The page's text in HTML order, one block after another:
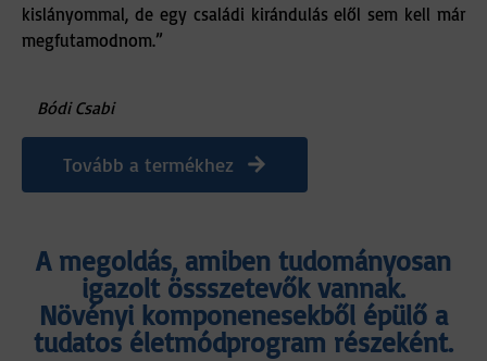
kislányommal, de egy családi kirándulás elől sem kell már
megfutamodnom.”
Bódi Csabi
Tovább a termékhez
A megoldás, amiben tudományosan
igazolt össszetevők vannak.
Növényi komponenesekből épülő a
tudatos életmódprogram részeként.